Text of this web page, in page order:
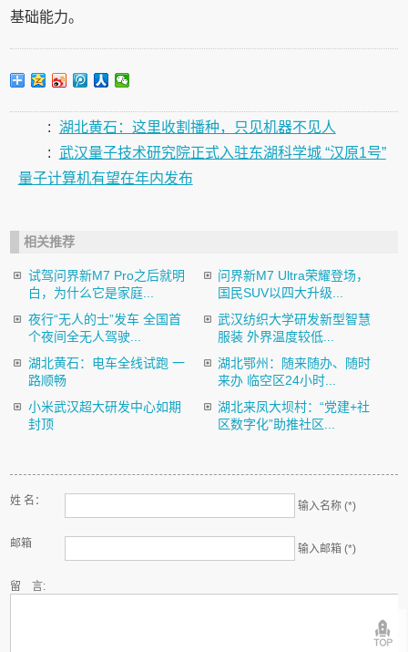
基础能力。
: 湖北黄石：这里收割播种，只见机器不见人
: 武汉量子技术研究院正式入驻东湖科学城 “汉原1号”
量子计算机有望在年内发布
相关推荐
试驾问界新M7 Pro之后就明
白，为什么它是家庭...
问界新M7 Ultra荣耀登场，
国民SUV以四大升级...
夜行“无人的士”发车 全国首
个夜间全无人驾驶...
武汉纺织大学研发新型智慧
服装 外界温度较低...
湖北黄石：电车全线试跑 一
路顺畅
湖北鄂州：随来随办、随时
来办 临空区24小时...
小米武汉超大研发中心如期
封顶
湖北来凤大坝村：“党建+社
区数字化”助推社区...
姓 名： 输入名称 (*)
邮箱 输入邮箱 (*)
留 言: